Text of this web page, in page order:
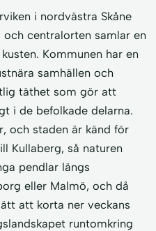
i nordvästra Skåne
centralorten samlar en
Kommunen har en
samhällen och
täthet som gör att
i de befolkade delarna.
och staden är känd för
Kullaberg, så naturen
pendlar längs
eller Malmö, och då
att korta ner veckans
runtomkring